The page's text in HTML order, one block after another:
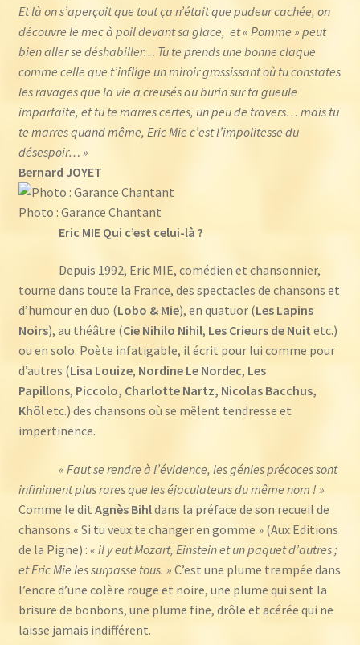
Et là on s’aperçoit que tout ça n’était que pudeur cachée, on
découvre le mec à poil devant sa glace, et « Pomme » peut
bien aller se déshabiller… Tu te prends une bonne claque
comme celle que t’inflige un miroir grossissant où tu constates
les ravages que la vie a creusés au burin sur ta gueule
imparfaite, et tu te marres certes, un peu de travers… mais tu
te marres quand même, Eric Mie c’est l’impolitesse du
désespoir… »
Bernard JOYET
Photo : Garance Chantant
Eric MIE Qui c’est celui-là ?
Depuis 1992, Eric MIE, comédien et chansonnier,
tourne dans toute la France, des spectacles de chansons et
d’humour en duo (Lobo & Mie), en quatuor (Les Lapins
Noirs), au théâtre (Cie Nihilo Nihil, Les Crieurs de Nuit etc.)
ou en solo. Poète infatigable, il écrit pour lui comme pour
d’autres (Lisa Louize, Nordine Le Nordec, Les
Papillons, Piccolo, Charlotte Nartz, Nicolas Bacchus,
Khôletc.) des chansons où se mêlent tendresse et
impertinence.
« Faut se rendre à l’évidence, les génies précoces sont
infiniment plus rares que les éjaculateurs du même nom ! »
Comme le dit Agnès Bihldans la préface de son recueil de
chansons « Si tu veux te changer en gomme » (Aux Editions
de la Pigne) : « il y eut Mozart, Einstein et un paquet d’autres ;
et Eric Mie les surpasse tous. » C’est une plume trempée dans
l’encre d’une colère rouge et noire, une plume qui sent la
brisure de bonbons, une plume fine, drôle et acérée qui ne
laisse jamais indifférent.